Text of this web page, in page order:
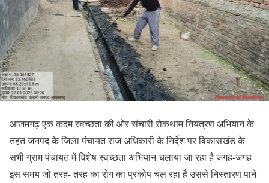
आजमगढ़ एक कदम स्वच्छता की ओर संचारी रोकथाम नियंत्रण अभियान के
तहत जनपद के जिला पंचायत राज अधिकारी के निर्देश पर विकासखंड के
सभी ग्राम पंचायत में विशेष स्वच्छता अभियान चलाया जा रहा है जगह-जगह
इस समय जो तरह- तरह का रोग का प्रकोप चल रहा है उससे निस्तारण पाने